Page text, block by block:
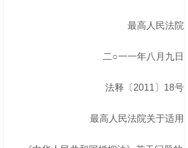
最高人民法院
二○一一年八月九日
法释〔2011〕18号
最高人民法院关于适用